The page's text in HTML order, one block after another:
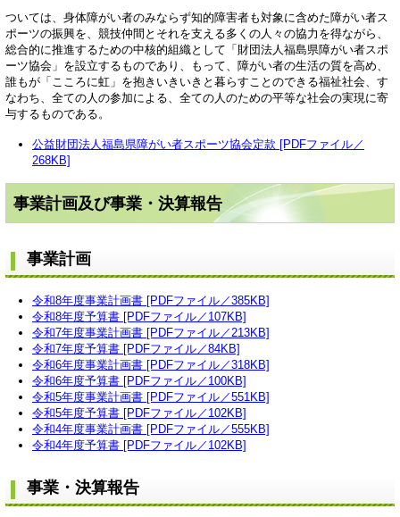
ついては、身体障がい者のみならず知的障害者も対象に含めた障がい者ス
ポーツの振興を、競技仲間とそれを支える多くの人々の協力を得ながら、
総合的に推進するための中核的組織として「財団法人福島県障がい者スポ
ーツ協会」を設立するものであり、もって、障がい者の生活の質を高め、
誰もが「こころに虹」を抱きいきいきと暮らすことのできる福祉社会、す
なわち、全ての人の参加による、全ての人のための平等な社会の実現に寄
与するものである。
公益財団法人福島県障がい者スポーツ協会定款 [PDFファイル／
268KB]
事業計画及び事業・決算報告
事業計画
令和8年度事業計画書 [PDFファイル／385KB]
令和8年度予算書 [PDFファイル／107KB]
令和7年度事業計画書 [PDFファイル／213KB]
令和7年度予算書 [PDFファイル／84KB]
令和6年度事業計画書 [PDFファイル／318KB]
令和6年度予算書 [PDFファイル／100KB]
令和5年度事業計画書 [PDFファイル／551KB]
令和5年度予算書 [PDFファイル／102KB]
令和4年度事業計画書 [PDFファイル／555KB]
令和4年度予算書 [PDFファイル／102KB]
事業・決算報告